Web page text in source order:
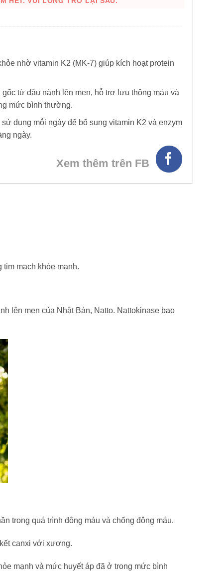
nhờ vitamin K2 (MK-7) giúp kích hoạt protein
từ đậu nành lên men, hỗ trợ lưu thông máu và
mức bình thường.
dụng mỗi ngày để bổ sung vitamin K2 và enzym
ngày.
Xem thêm trên FB
mạch khỏe mạnh.
lên men của Nhật Bản, Natto. Nattokinase bao
trong quá trình đông máu và chống đông máu.
canxi với xương.
mạnh và mức huyết áp đã ở trong mức bình